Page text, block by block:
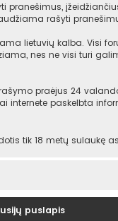
pranešimus,
rašyti
lietuvių kalba. Visi
nes ne visi turi
praėjus 24
internete paskelbta
tik 18 metų sulaukę
puslapis